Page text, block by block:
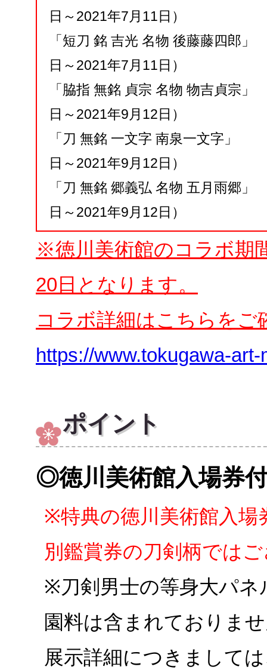
日～2021年7月11日）
「短刀 銘 吉光 名物 後藤藤四郎
日～2021年7月11日）
「脇指 無銘 貞宗 名物 物吉貞宗
日～2021年9月12日）
「刀 無銘 一文字 南泉一文字」
日～2021年9月12日）
「刀 無銘 郷義弘 名物 五月雨郷
日～2021年9月12日）
※徳川美術館のコラボ期
20日となります。
コラボ詳細はこちらをご
https://www.tokugawa-
ポイント
◎徳川美術館入場券
※特典の徳川美術館入場
別鑑賞券の刀剣柄では
※刀剣男士の等身大パネ
園料は含まれておりま
展示詳細につきまして